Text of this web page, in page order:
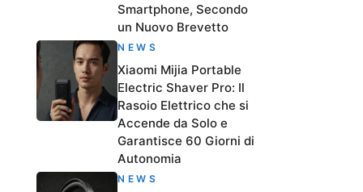
Smartphone, Secondo
un Nuovo Brevetto
NEWS
Xiaomi Mijia Portable
Electric Shaver Pro: Il
Rasoio Elettrico che si
Accende da Solo e
Garantisce 60 Giorni di
Autonomia
NEWS